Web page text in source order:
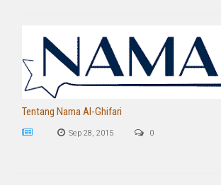
Tentang Nama Al-Ghifari
Sep 28, 2015 0